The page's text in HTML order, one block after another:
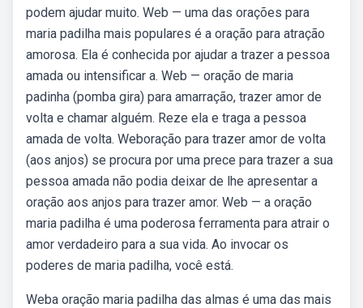
podem ajudar muito. Web — uma das orações para
maria padilha mais populares é a oração para atração
amorosa. Ela é conhecida por ajudar a trazer a pessoa
amada ou intensificar a. Web — oração de maria
padinha (pomba gira) para amarração, trazer amor de
volta e chamar alguém. Reze ela e traga a pessoa
amada de volta. Weboração para trazer amor de volta
(aos anjos) se procura por uma prece para trazer a sua
pessoa amada não podia deixar de lhe apresentar a
oração aos anjos para trazer amor. Web — a oração
maria padilha é uma poderosa ferramenta para atrair o
amor verdadeiro para a sua vida. Ao invocar os
poderes de maria padilha, você está.
Weba oração maria padilha das almas é uma das mais